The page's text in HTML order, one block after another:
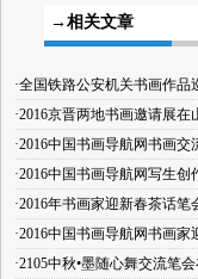
→相关文章
·全国铁路公安机关书画作
·2016京晋两地书画邀请展
·2016中国书画导航网书画
·2016中国书画导航网写生
·2016年书画家迎新春茶话
·2016中国书画导航网书画
·2105中秋•墨随心舞交流笔